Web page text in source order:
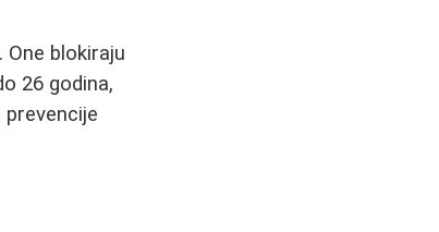
. One blokiraju
26 godina,